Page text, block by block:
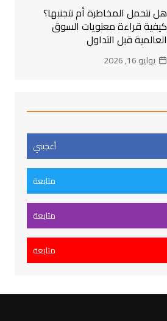
هل نتحمل المخاطرة أم نتجنبها؟
كيفية قراءة معنويات السوق
العالمية قبل التداول
يوليو 16, 2026
أعجبني
متابعة
متابعة
متابعة